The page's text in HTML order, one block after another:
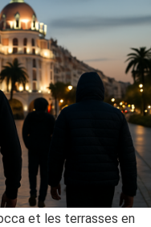
et les terrasses en